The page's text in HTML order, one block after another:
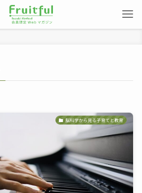
脳科学から見る子育てと教育